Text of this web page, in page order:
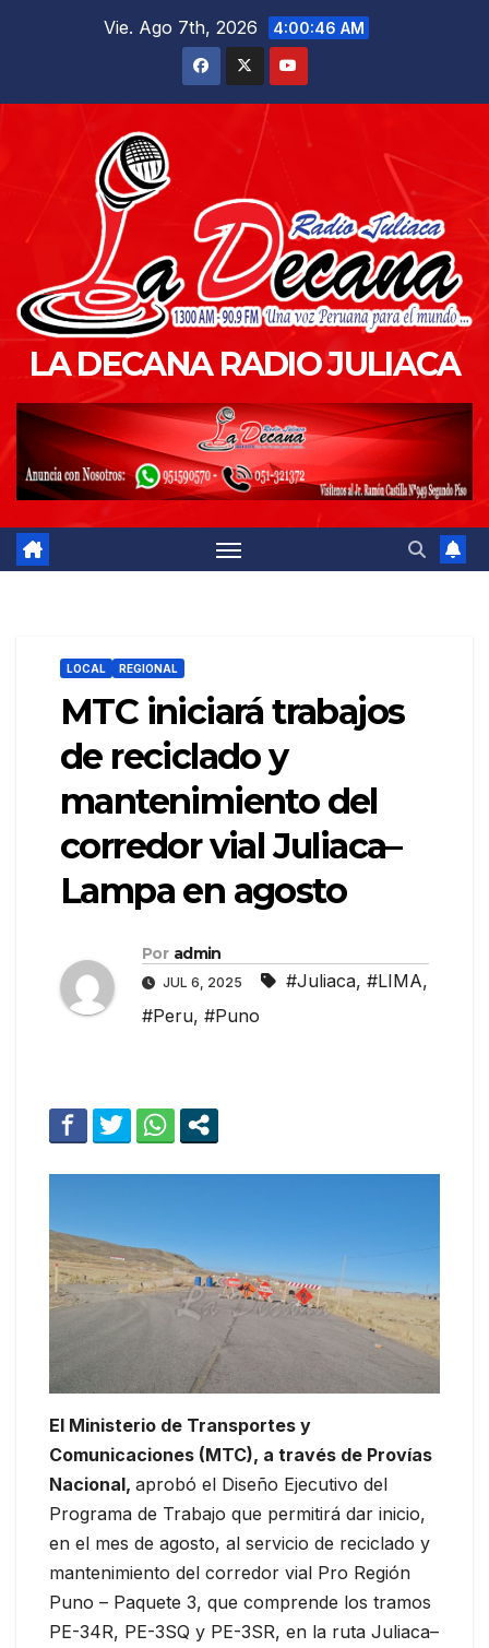
Vie. Ago 7th, 2026 4:00:47 AM
LA DECANA RADIO JULIACA
LOCAL REGIONAL
MTC iniciará trabajos
de reciclado y
mantenimiento del
corredor vial Juliaca–
Lampa en agosto
Por admin
JUL 6, 2025 #Juliaca, #LIMA,
#Peru, #Puno
El Ministerio de Transportes y
Comunicaciones (MTC), a través de Provías
Nacional, aprobó el Diseño Ejecutivo del
Programa de Trabajo que permitirá dar inicio,
en el mes de agosto, al servicio de reciclado y
mantenimiento del corredor vial Pro Región
Puno – Paquete 3, que comprende los tramos
PE-34R, PE-3SQ y PE-3SR, en la ruta Juliaca–